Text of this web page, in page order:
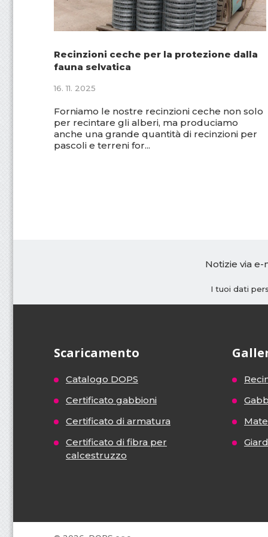
e
s
s
i
b
i
l
n
o
v
a
z
i
e
Recinzioni ceche per la protezione dalla
fauna selvatica
16. 11. 2025
Forniamo le nostre recinzioni ceche non solo
per recintare gli alberi, ma produciamo
anche una grande quantità di recinzioni per
pascoli e terreni for...
Notizie via e-
I tuoi dati
Scaricamento
Catalogo DOPS
Certificato gabbioni
Certificato di armatura
Certificato di fibra per
calcestruzzo